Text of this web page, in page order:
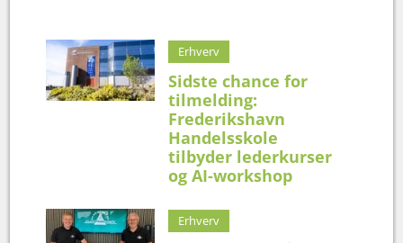
Erhverv
Sidste chance for
tilmelding:
Frederikshavn
Handelsskole
tilbyder lederkurser
og AI-workshop
Erhverv